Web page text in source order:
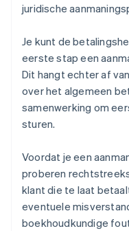
juridische
Je kunt de
eerste stap een
Dit hangt echter af
over het algemeen
samenwerking om
sturen.
Voordat je een
proberen
klant die te laat
eventuele
boekhoudkundige